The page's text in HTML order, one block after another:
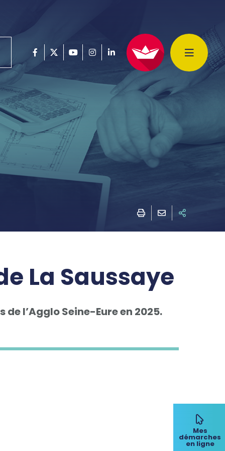
Mes
démarches
en ligne
La Saussaye
l’Agglo Seine-Eure en 2025.